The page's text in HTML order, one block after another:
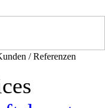
/ Referenzen